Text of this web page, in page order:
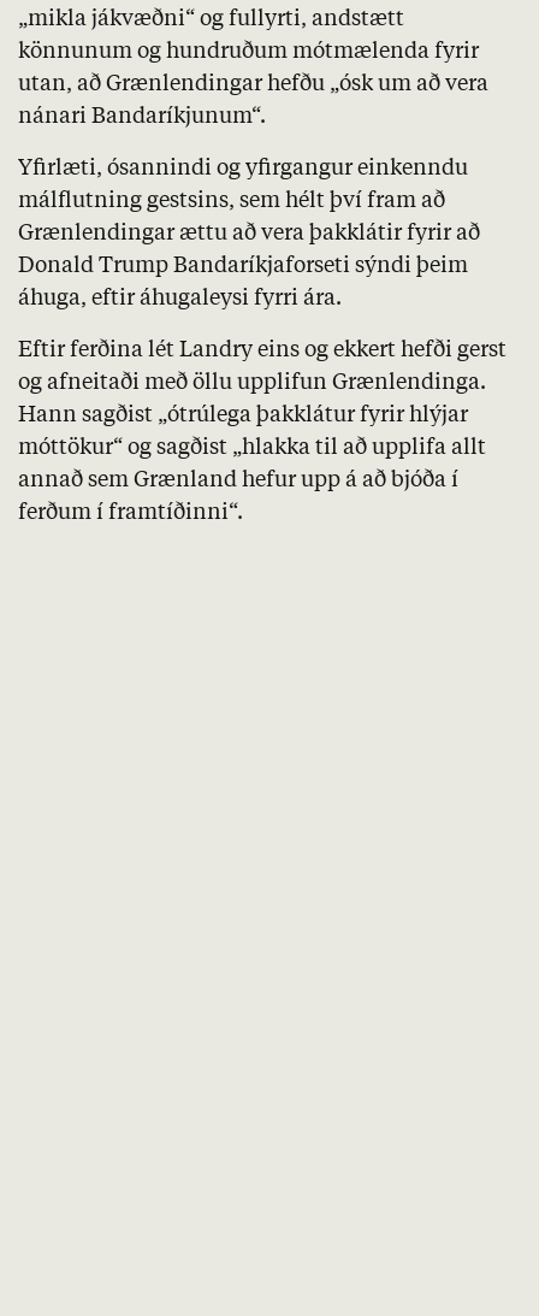
„mikla jákvæðni“ og fullyrti, andstætt
könnunum og hundruðum mótmælenda fyrir
utan, að Grænlendingar hefðu „ósk um að vera
nánari Bandaríkjunum“.
Yfirlæti, ósannindi og yfirgangur einkenndu
málflutning gestsins, sem hélt því fram að
Grænlendingar ættu að vera þakklátir fyrir að
Donald Trump Bandaríkjaforseti sýndi þeim
áhuga, eftir áhugaleysi fyrri ára.
Eftir ferðina lét Landry eins og ekkert hefði gerst
og afneitaði með öllu upplifun Grænlendinga.
Hann sagðist „ótrúlega þakklátur fyrir hlýjar
móttökur“ og sagðist „hlakka til að upplifa allt
annað sem Grænland hefur upp á að bjóða í
ferðum í framtíðinni“.